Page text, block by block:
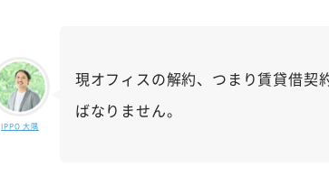
IPPO 大隅
現オフィスの解約、つまり賃貸借契
ばなりません。